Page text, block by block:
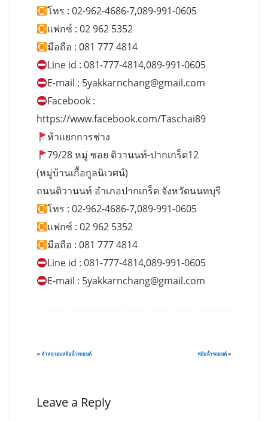
โทร : 02-962-4686-7,089-991-0605
แฟกซ์ : 02 962 5352
มือถือ : 081 777 4814
Line id : 081-777-4814,089-991-0605
E-mail : 5yakkarnchang@gmail.com
Facebook :
https://www.facebook.com/Taschai89
ห้าแยกการช่าง
79/28 หมู่ ซอย ติวานนท์-ปากเกร็ด12
(หมู่บ้านเกื้อกูลนิเวศน์)
ถนนติวานนท์ อำเภอปากเกร็ด จังหวัดนนทบุรี
โทร : 02-962-4686-7,089-991-0605
แฟกซ์ : 02 962 5352
มือถือ : 081 777 4814
Line id : 081-777-4814,089-991-0605
E-mail : 5yakkarnchang@gmail.com
« จำหน่ายมหม้อน้ำรถยนต์ หม้อน้ำรถยนต์ »
Leave a Reply